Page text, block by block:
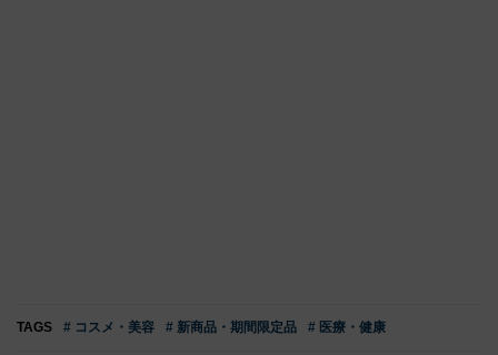
TAGS # コスメ・美容 # 新商品・期間限定品 # 医療・健康